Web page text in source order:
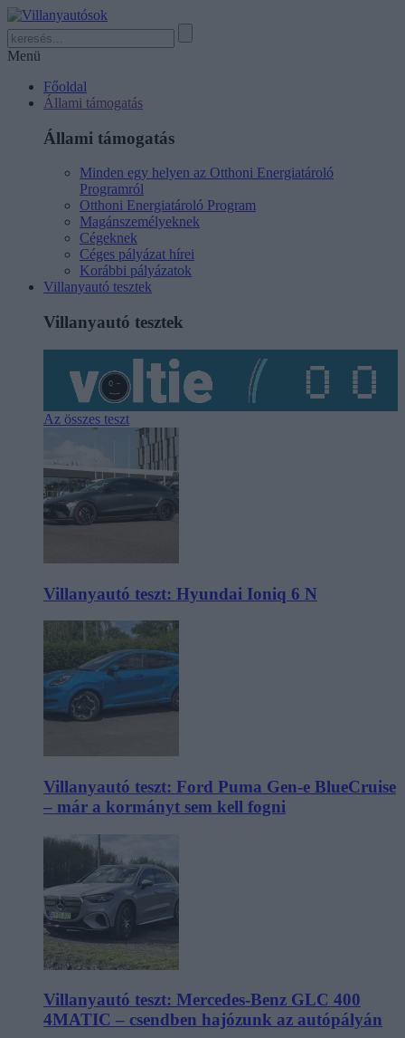
Menü
Főoldal
Állami támogatás
Állami támogatás
Minden egy helyen az Otthoni Energiatároló
Programról
Otthoni Energiatároló Program
Magánszemélyeknek
Cégeknek
Céges pályázat hírei
Korábbi pályázatok
Villanyautó tesztek
Villanyautó tesztek
Az összes teszt
Villanyautó teszt: Hyundai Ioniq 6 N
Villanyautó teszt: Ford Puma Gen-e BlueCruise
– már a kormányt sem kell fogni
Villanyautó teszt: Mercedes-Benz GLC 400
4MATIC – csendben hajózunk az autópályán